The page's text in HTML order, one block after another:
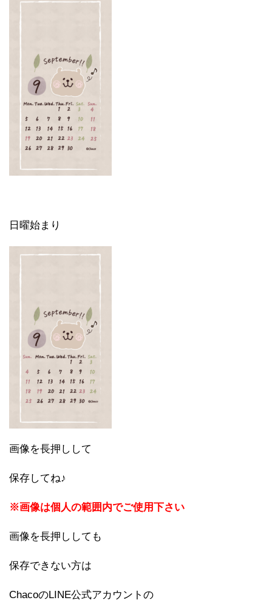
日曜始まり
画像を長押しして
保存してね♪
※画像は個人の範囲内でご使用下さい
画像を長押ししても
保存できない方は
ChacoのLINE公式アカウントの